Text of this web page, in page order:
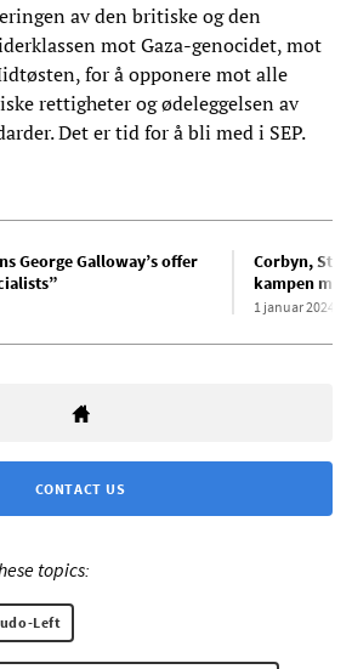
av den britiske og den
mot Gaza-genocidet, mot
for å opponere mot alle
rettigheter og ødeleggelsen av
Det er tid for å bli med i SEP.
George Galloway’s offer
Corbyn,
kampen mot
1 januar 2024
CONTACT US
topics:
Left